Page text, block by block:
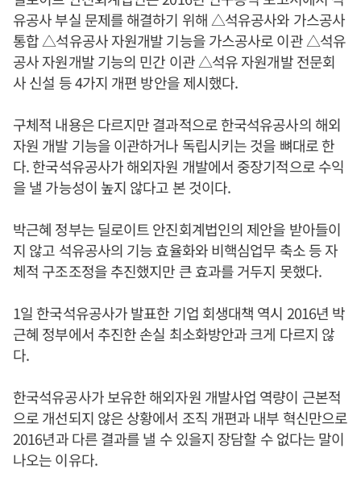
유공사 부실 문제를 해결하기 위해 △석유공사와 가스공사
통합 △석유공사 자원개발 기능을 가스공사로 이관 △석유
공사 자원개발 기능의 민간 이관 △석유 자원개발 전문회
사 신설 등 4가지 개편 방안을 제시했다.
구체적 내용은 다르지만 결과적으로 한국석유공사의 해외
자원 개발 기능을 이관하거나 독립시키는 것을 뼈대로 한
다. 한국석유공사가 해외자원 개발에서 중장기적으로 수익
을 낼 가능성이 높지 않다고 본 것이다.
박근혜 정부는 딜로이트 안진회계법인의 제안을 받아들이
지 않고 석유공사의 기능 효율화와 비핵심업무 축소 등 자
체적 구조조정을 추진했지만 큰 효과를 거두지 못했다.
1일 한국석유공사가 발표한 기업 회생대책 역시 2016년 박
근혜 정부에서 추진한 손실 최소화방안과 크게 다르지 않
다.
한국석유공사가 보유한 해외자원 개발사업 역량이 근본적
으로 개선되지 않은 상황에서 조직 개편과 내부 혁신만으로
2016년과 다른 결과를 낼 수 있을지 장담할 수 없다는 말이
나오는 이유다.